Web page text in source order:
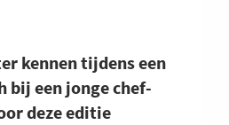
kennen tijdens een
bij een jonge chef-
deze editie